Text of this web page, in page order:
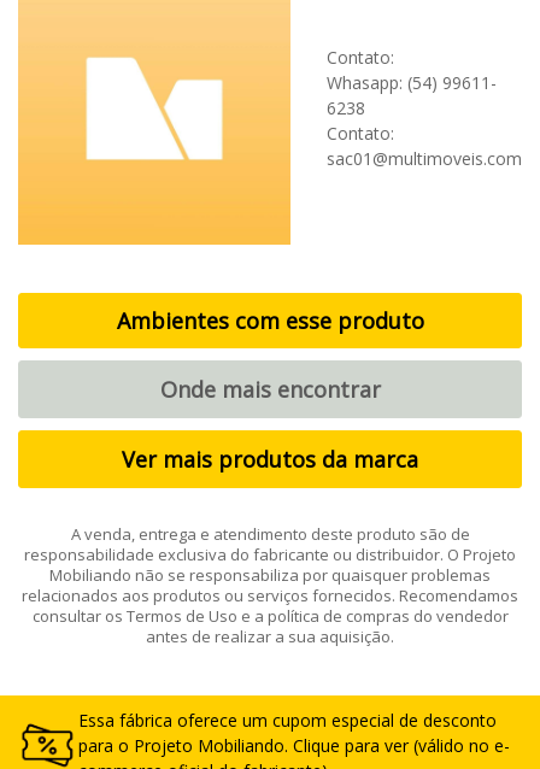
Contato:
Whasapp: (54) 99611-
6238
Contato:
sac01@multimoveis.com
Ambientes com esse produto
Onde mais encontrar
Ver mais produtos da marca
A venda, entrega e atendimento deste produto são de
responsabilidade exclusiva do fabricante ou distribuidor. O Projeto
Mobiliando não se responsabiliza por quaisquer problemas
relacionados aos produtos ou serviços fornecidos. Recomendamos
consultar os Termos de Uso e a política de compras do vendedor
antes de realizar a sua aquisição.
Essa fábrica oferece um cupom especial de desconto
para o Projeto Mobiliando. Clique para ver (válido no e-